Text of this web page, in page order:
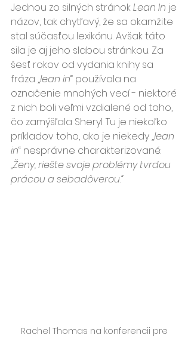
Jednou zo silných stránok Lean In je
názov, tak chytľavý, že sa okamžite
stal súčasťou lexikónu. Avšak táto
sila je aj jeho slabou stránkou. Za
šesť rokov od vydania knihy sa
fráza „lean in“ používala na
označenie mnohých vecí - niektoré
z nich boli veľmi vzdialené od toho,
čo zamýšľala Sheryl. Tu je niekoľko
príkladov toho, ako je niekedy „lean
in“ nesprávne charakterizované:
„Ženy, riešte svoje problémy tvrdou
prácou a sebadôverou.“
Rachel Thomas na konferencii pre